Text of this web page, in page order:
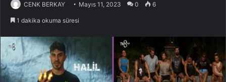
CENK BERKAY Mayıs 11, 2023 0 6
1 dakika okuma süresi